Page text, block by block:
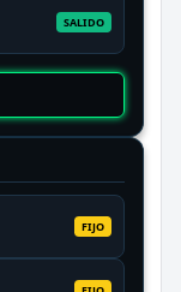
SALIDO
FIJO